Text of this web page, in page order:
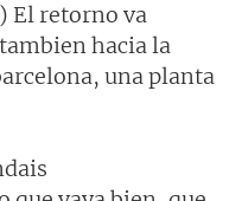
El retorno va
hacia la
una planta